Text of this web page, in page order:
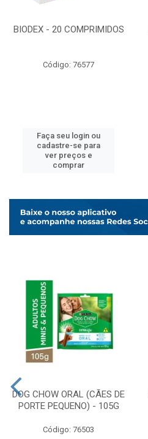
BIODEX - 20 COMPRIMIDOS
Código: 76577
Faça seu login ou
cadastre-se para
ver preços e
comprar
DOG CHOW ORAL (CÃES DE
PORTE PEQUENO) - 105G
Código: 76503